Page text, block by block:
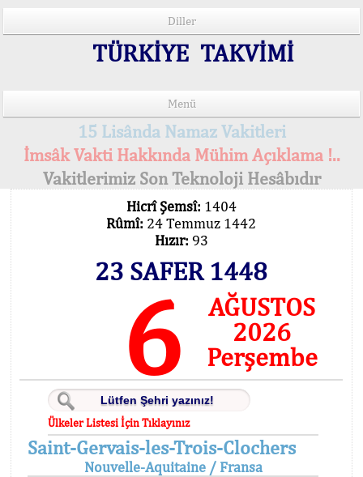
Diller
TÜRKİYE TAKVİMİ
Menü
15 Lisânda Namaz Vakitleri
İmsâk Vakti Hakkında Mühim Açıklama !..
Vakitlerimiz Son Teknoloji Hesâbıdır
Hicrî Şemsî: 1404
Rûmî: 24 Temmuz 1442
Hızır: 93
23 SAFER 1448
6
AĞUSTOS
2026
Perşembe
Ülkeler Listesi İçin Tıklayınız
Saint-Gervais-les-Trois-Clochers
Nouvelle-Aquitaine / Fransa